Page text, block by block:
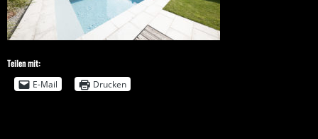
Teilen mit:
E-Mail
Drucken